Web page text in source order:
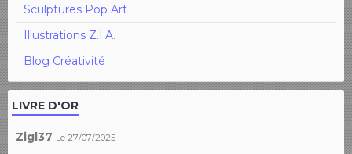
Sculptures Pop Art
Illustrations Z.I.A.
Blog Créativité
LIVRE D'OR
Zigl37 Le 27/07/2025